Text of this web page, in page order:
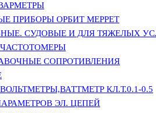
ПРИБОРЫ ОРБИТ МЕРРЕТ
СУДОВЫЕ И ДЛЯ ТЯЖЕЛЫХ
СОПРОТИВЛЕНИЯ
КЛ.Т.0.1-0.5
ЭЛ. ЦЕПЕЙ